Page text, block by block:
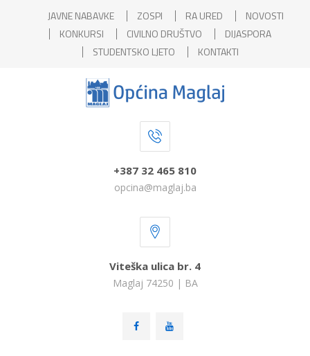
JAVNE NABAVKE ZOSPI RA URED
NOVOSTI
KONKURSI
CIVILNO DRUŠTVO
DIJASPORA
STUDENTSKO LJETO
KONTAKTI
+387 32 465 810
opcina@maglaj.ba
Viteška ulica br. 4
Maglaj 74250 | BA